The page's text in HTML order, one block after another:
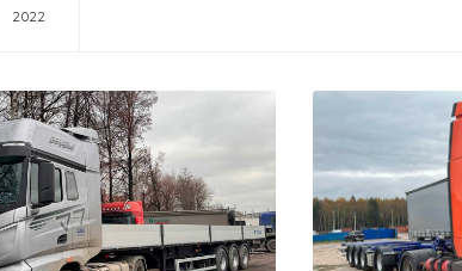
2022